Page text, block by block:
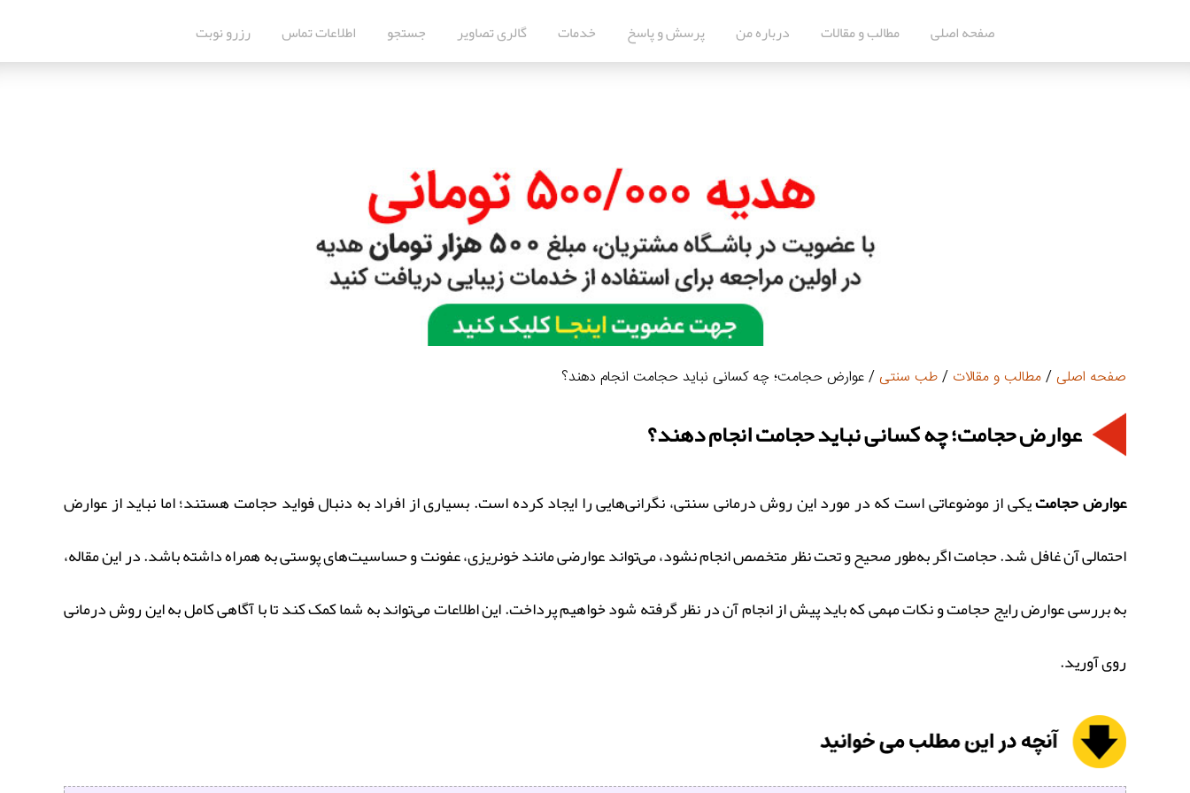
صفحه اصلی مطالب و مقالات درباره من پرسش و پاسخ خدمات گالری تصاویر جستجو اطلاعات تماس رزرو نوبت
صفحه اصلی / مطالب و مقالات / طب سنتی / عوارض حجامت؛ چه کسانی نباید حجامت انجام دهند؟
عوارض حجامت؛ چه کسانی نباید حجامت انجام دهند؟
عوارض حجامتیکی از موضوعاتی است که در مورد این روش درمانی سنتی، نگرانی‌هایی را ایجاد کرده است. بسیاری از افراد به دنبال فواید حجامت هستند؛ اما نباید از عوارض
احتمالی آن غافل شد. حجامت اگر به‌طور صحیح و تحت نظر متخصص انجام نشود، می‌تواند عوارضی مانند خونریزی، عفونت و حساسیت‌های پوستی به همراه داشته باشد. در این مقاله،
به بررسی عوارض رایج حجامت و نکات مهمی که باید پیش از انجام آن در نظر گرفته شود خواهیم پرداخت. این اطلاعات می‌تواند به شما کمک کند تا با آگاهی کامل به این روش درمانی
روی آورید.